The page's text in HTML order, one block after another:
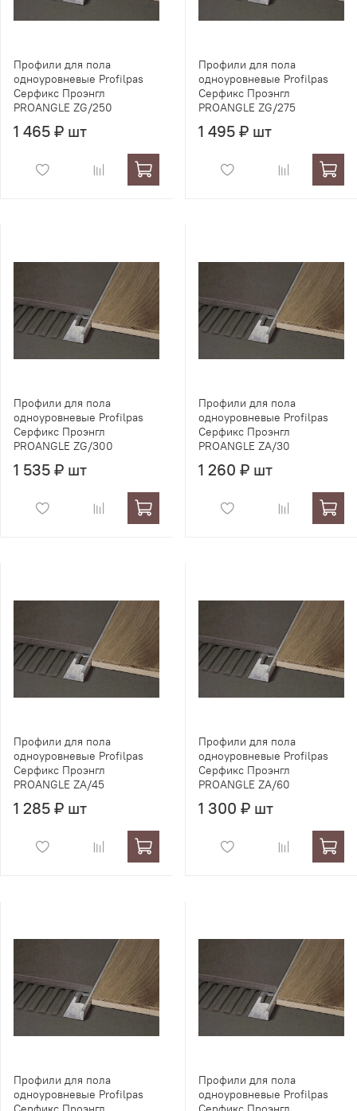
Профили для пола
одноуровневые Profilpas
Серфикс Проэнгл
PROANGLE ZG/250
1 465 ₽ шт
Профили для пола
одноуровневые Profilpas
Серфикс Проэнгл
PROANGLE ZG/275
1 495 ₽ шт
Профили для пола
одноуровневые Profilpas
Серфикс Проэнгл
PROANGLE ZG/300
1 535 ₽ шт
Профили для пола
одноуровневые Profilpas
Серфикс Проэнгл
PROANGLE ZA/30
1 260 ₽ шт
Профили для пола
одноуровневые Profilpas
Серфикс Проэнгл
PROANGLE ZA/45
1 285 ₽ шт
Профили для пола
одноуровневые Profilpas
Серфикс Проэнгл
PROANGLE ZA/60
1 300 ₽ шт
Профили для пола
одноуровневые Profilpas
Профили для пола
одноуровневые Profilpas